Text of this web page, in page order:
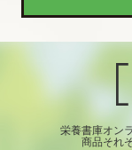
栄養書庫オン
商品それ